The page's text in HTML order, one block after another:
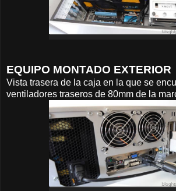
EQUIPO MONTADO EXTERIOR
Vista trasera de la caja en la que se
ventiladores traseros de 80mm de la